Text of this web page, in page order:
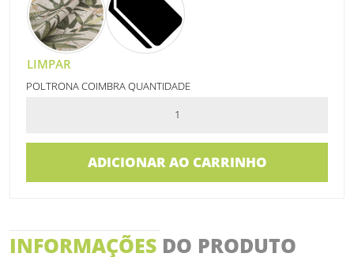
LIMPAR
POLTRONA COIMBRA QUANTIDADE
ADICIONAR AO CARRINHO
INFORMAÇÕES DO PRODUTO